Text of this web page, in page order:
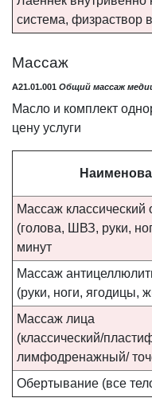
система, физраствор
Массаж
A21.01.001 Общий массаж
Масло и комплект
цену услуги
Массаж классический
(голова, ШВЗ, руки,
минут
Массаж
(руки, ноги, ягодицы,
Массаж лица
(классический/
лимфодренажный/
Обертывание (все